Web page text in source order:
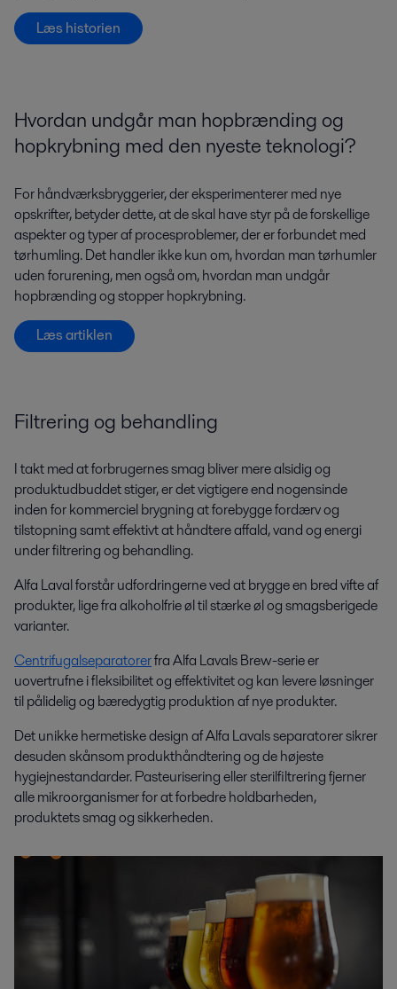
Læs historien
Hvordan undgår man hopbrænding og
hopkrybning med den nyeste teknologi?
For håndværksbryggerier, der eksperimenterer med nye
opskrifter, betyder dette, at de skal have styr på de forskellige
aspekter og typer af procesproblemer, der er forbundet med
tørhumling. Det handler ikke kun om, hvordan man tørhumler
uden forurening, men også om, hvordan man undgår
hopbrænding og stopper hopkrybning.
Læs artiklen
Filtrering og behandling
I takt med at forbrugernes smag bliver mere alsidig og
produktudbuddet stiger, er det vigtigere end nogensinde
inden for kommerciel brygning at forebygge fordærv og
tilstopning samt effektivt at håndtere affald, vand og energi
under filtrering og behandling.
Alfa Laval forstår udfordringerne ved at brygge en bred vifte af
produkter, lige fra alkoholfrie øl til stærke øl og smagsberigede
varianter.
Centrifugalseparatorerfra Alfa Lavals Brew-serie er
uovertrufne i fleksibilitet og effektivitet og kan levere løsninger
til pålidelig og bæredygtig produktion af nye produkter.
Det unikke hermetiske design af Alfa Lavals separatorer sikrer
desuden skånsom produkthåndtering og de højeste
hygiejnestandarder. Pasteurisering eller sterilfiltrering fjerner
alle mikroorganismer for at forbedre holdbarheden,
produktets smag og sikkerheden.